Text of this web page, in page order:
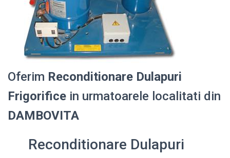
Oferim Reconditionare Dulapuri
Frigorifice in urmatoarele localitati din
DAMBOVITA
Reconditionare Dulapuri